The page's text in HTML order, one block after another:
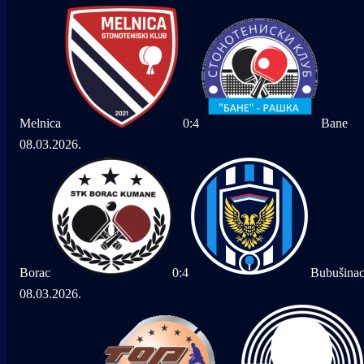
Melnica 0:4
Bane
08.03.2026.
Borac 0:4
Bubušinac
08.03.2026.